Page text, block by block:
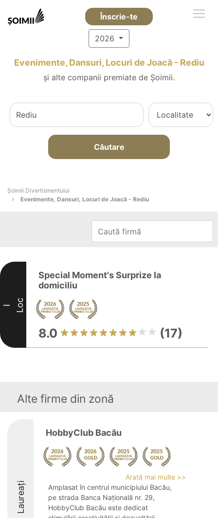
Înscrie-te
2026
Evenimente, Dansuri, Locuri de Joacă - Rediu
și alte companii premiate de Șoimii.
Căutare
Şoimii Divertismentului
Evenimente, Dansuri, Locuri de Joacă - Rediu
I Loc
Special Moment's Surprize la
domiciliu
8.0 (17)
Alte firme din zonă
Laureați
HobbyClub Bacău
Arată mai multe >>
Amplasat în centrul municipiului Bacău,
pe strada Banca Națională nr. 29,
HobbyClub Bacău este dedicat